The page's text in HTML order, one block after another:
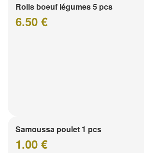
Rolls boeuf légumes 5 pcs
6.50 €
Samoussa poulet 1 pcs
1.00 €